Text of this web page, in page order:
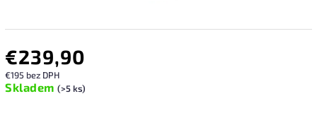
€239,90
€195 bez DPH
Skladem (>5 ks)